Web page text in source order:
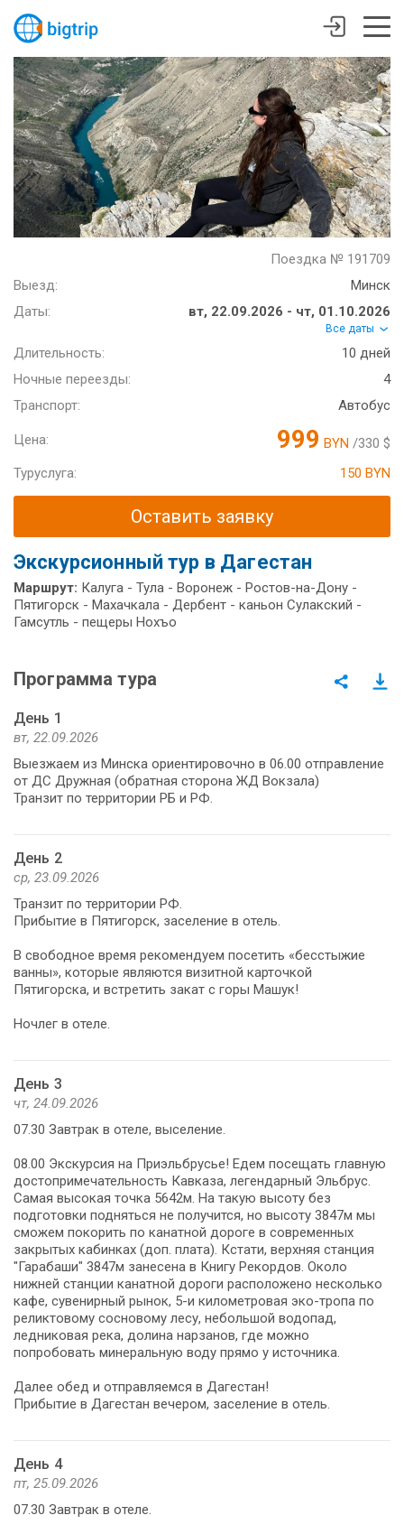
Поездка № 191709
Выезд:
Минск
Даты:
вт, 22.09.2026 - чт, 01.10.2026
Все даты
Длительность:
10 дней
Ночные переезды:
4
Транспорт:
Автобус
Цена: 999 BYN /330 $
Туруслуга:
150 BYN
Оставить заявку
Экскурсионный тур в Дагестан
Маршрут: Калуга - Тула - Воронеж - Ростов-на-Дону -
Пятигорск - Махачкала - Дербент - каньон Сулакский -
Гамсутль - пещеры Нохъо
Программа тура
День 1
вт, 22.09.2026
Выезжаем из Минска ориентировочно в 06.00 отправление
от ДС Дружная (обратная сторона ЖД Вокзала)
Транзит по территории РБ и РФ.
День 2
ср, 23.09.2026
Транзит по территории РФ.
Прибытие в Пятигорск, заселение в отель.
В свободное время рекомендуем посетить «бесстыжие
ванны», которые являются визитной карточкой
Пятигорска, и встретить закат с горы Машук!
Ночлег в отеле.
День 3
чт, 24.09.2026
07.30 Завтрак в отеле, выселение.
08.00 Экскурсия на Приэльбрусье! Едем посещать главную
достопримечательность Кавказа, легендарный Эльбрус.
Самая высокая точка 5642м. На такую высоту без
подготовки подняться не получится, но высоту 3847м мы
сможем покорить по канатной дороге в современных
закрытых кабинках (доп. плата). Кстати, верхняя станция
"Гарабаши" 3847м занесена в Книгу Рекордов. Около
нижней станции канатной дороги расположено несколько
кафе, сувенирный рынок, 5-и километровая эко-тропа по
реликтовому сосновому лесу, небольшой водопад,
ледниковая река, долина нарзанов, где можно
попробовать минеральную воду прямо у источника.
Далее обед и отправляемся в Дагестан!
Прибытие в Дагестан вечером, заселение в отель.
День 4
пт, 25.09.2026
07.30 Завтрак в отеле.